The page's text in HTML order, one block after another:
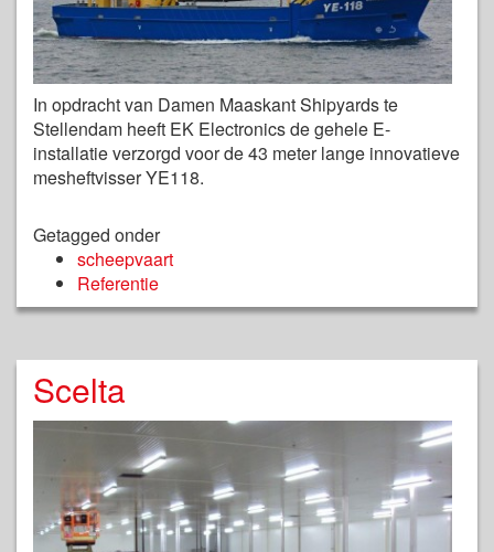
In opdracht van Damen Maaskant Shipyards te
Stellendam heeft EK Electronics de gehele E-
installatie verzorgd voor de 43 meter lange innovatieve
mesheftvisser YE118.
Getagged onder
scheepvaart
Referentie
Scelta